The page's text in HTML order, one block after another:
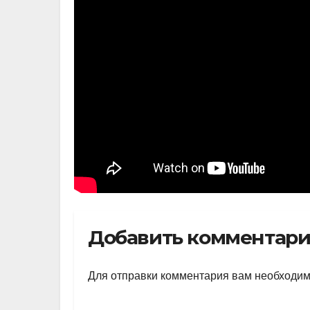
Добавить
Для отправки комментария вам